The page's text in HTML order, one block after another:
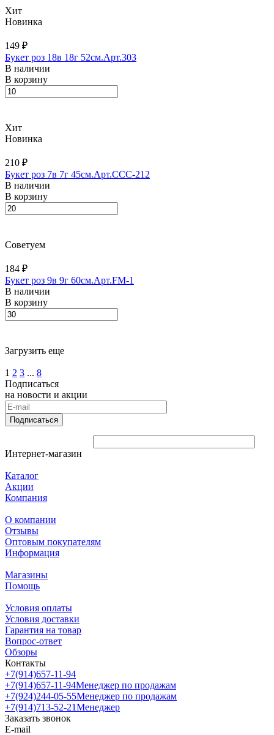
Хит
Новинка
149 ₽
Букет роз 18в 18г 52см.Арт.303
В наличии
В корзину
Хит
Новинка
210 ₽
Букет роз 7в 7г 45см.Арт.CCC-212
В наличии
В корзину
Советуем
184 ₽
Букет роз 9в 9г 60см.Арт.FM-1
В наличии
В корзину
Загрузить еще
1 2 3 ... 8
Подписаться
на новости и акции
Подписаться
Интернет-магазин
Каталог
Акции
Компания
О компании
Отзывы
Оптовым покупателям
Информация
Магазины
Помощь
Условия оплаты
Условия доставки
Гарантия на товар
Вопрос-ответ
Обзоры
Контакты
+7(914)657-11-94
+7(914)657-11-94Менеджер по продажам
+7(924)244-05-55Менеджер по продажам
+7(914)713-52-21Менеджер
Заказать звонок
E-mail